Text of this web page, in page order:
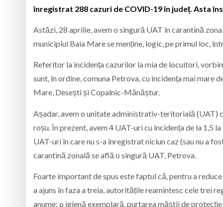
înregistrat 288 cazuri de COVID-19 în județ. Asta
Astăzi, 28 aprilie, avem o singură UAT în carantină
municipiul Baia Mare se menține, logic, pe primul loc,
Referitor la incidența cazurilor la mia de locuitori,
sunt, în ordine, comuna Petrova, cu incidența mai mare
Mare, Desești și Copalnic-Mănăștur.
Așadar, avem o unitate administrativ-teritorială (UAT)
roșu. În prezent, avem 4 UAT-uri cu incidența de la 1,5
UAT-uri în care nu s-a înregistrat niciun caz (sau nu a
carantină zonală se află o singură UAT, Petrova.
Foarte important de spus este faptul că, pentru a
a ajuns în faza a treia, autoritățile reamintesc cele trei
anume: o igienă exemplară, purtarea măștii de